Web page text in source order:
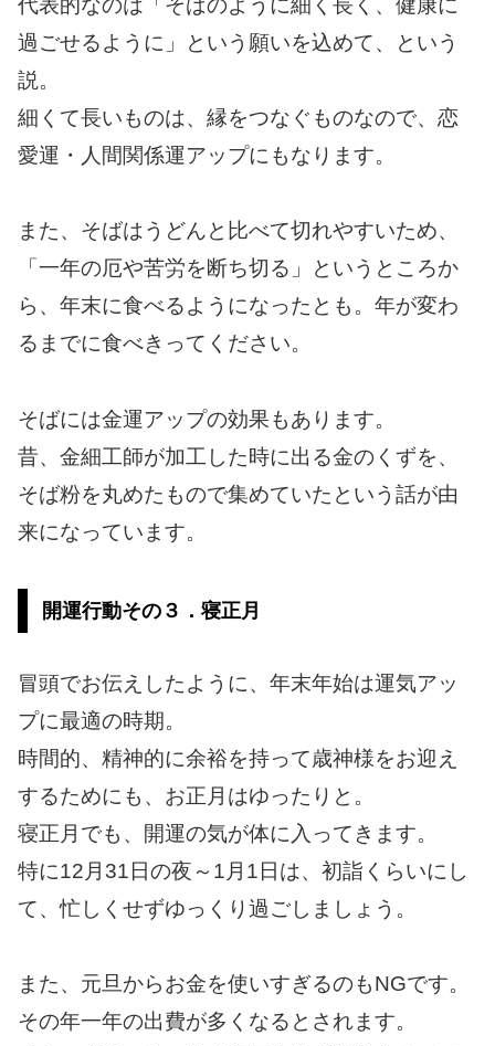
代表的なのは「そばのように細く長く、健康に
過ごせるように」という願いを込めて、という
説。
細くて長いものは、縁をつなぐものなので、恋
愛運・人間関係運アップにもなります。
また、そばはうどんと比べて切れやすいため、
「一年の厄や苦労を断ち切る」というところか
ら、年末に食べるようになったとも。年が変わ
るまでに食べきってください。
そばには金運アップの効果もあります。
昔、金細工師が加工した時に出る金のくずを、
そば粉を丸めたもので集めていたという話が由
来になっています。
開運行動その３．寝正月
冒頭でお伝えしたように、年末年始は運気アッ
プに最適の時期。
時間的、精神的に余裕を持って歳神様をお迎え
するためにも、お正月はゆったりと。
寝正月でも、開運の気が体に入ってきます。
特に12月31日の夜～1月1日は、初詣くらいにし
て、忙しくせずゆっくり過ごしましょう。
また、元旦からお金を使いすぎるのもNGです。
その年一年の出費が多くなるとされます。